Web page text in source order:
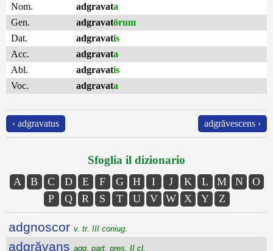
Nom.
adgravata
Gen.
adgravatōrum
Dat.
adgravatis
Acc.
adgravata
Abl.
adgravatis
Voc.
adgravata
‹ adgravatus adgrăvescens ›
Sfoglia il dizionario
A B C D E F G H I J K L M N
O
P
Q R S T U V W X Y Z
adgnoscor v. tr. III coniug.
adgrăvans agg. part. pres. II cl.